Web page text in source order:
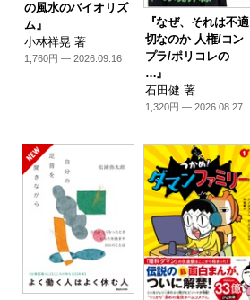
の風水のバイオリズ
ム』
小林祥晃 著
1,760円 — 2026.09.16
『なぜ、それは不適
切なのか 人権/コン
プラ/ポリコレの
…』
石田健 著
1,320円 — 2026.08.27